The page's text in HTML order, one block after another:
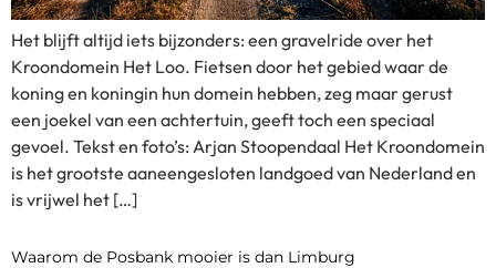
Het blijft altijd iets bijzonders: een gravelride over het
Kroondomein Het Loo. Fietsen door het gebied waar de
koning en koningin hun domein hebben, zeg maar gerust
een joekel van een achtertuin, geeft toch een speciaal
gevoel. Tekst en foto’s: Arjan Stoopendaal Het Kroondomein
is het grootste aaneengesloten landgoed van Nederland en
is vrijwel het […]
Waarom de Posbank mooier is dan Limburg